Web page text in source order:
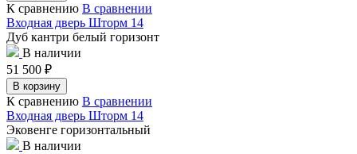
К сравнению В сравнении
Входная дверь Шторм 14
Дуб кантри белый горизонт
В наличии
51 500 ₽
В корзину
К сравнению В сравнении
Входная дверь Шторм 14
Эковенге горизонтальный
В наличии